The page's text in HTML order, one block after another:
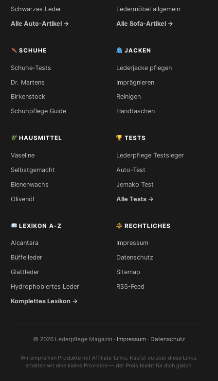
Schwarzes Leder
Alle Auto-Artikel →
Ledermöbel allgemein
Alle Sofa-Artikel →
SCHUHE
Schuhe-Tests
Dr. Martens
Birkenstock
Schuhpflege Guide
JACKEN
Lederjacke pflegen
Imprägnieren
Reinigen
Handtaschen
HAUSMITTEL
Vaseline
Selbstgemacht
Bienenwachs
Olivenöl
TESTS
Lederpflege Testsieger
Auto-Test
Jemako Test
Alle Tests →
LEXIKON A-Z
Alcantara
Büffelleder
Glattleder
Hydrophobiertes Leder
Komplettes Lexikon →
RECHTLICHES
Impressum
Datenschutz
Sitemap
RSS-Feed
© 2026 Lederpflege Magazin · Impressum · Datenschutz
Wir empfehlen Produkte mit Affiliate-Links. Kaufst du über diese Links,
erhalten wir eine kleine Provision — der Preis bleibt für dich gleich.